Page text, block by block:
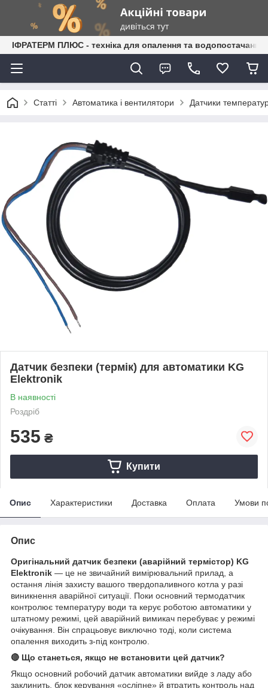
ІФРАТЕРМ ПЛЮС - техніка для опалення та водопостачання
Статті Автоматика і вентилятори Датчики
Датчик безпеки (термік) для автоматики KG
Elektronik
В наявності
Роздріб
535 ₴
Купити
Опис Характеристики Доставка Оплата Умови
Опис
Оригінальний датчик безпеки (аварійний термістор) KG
Elektronik — це не звичайний вимірювальний прилад, а
остання лінія захисту вашого твердопаливного котла у разі
виникнення аварійної ситуації. Поки основний термодатчик
контролює температуру води та керує роботою автоматики у
штатному режимі, цей аварійний вимикач перебуває у режимі
очікування. Він спрацьовує виключно тоді, коли система
опалення виходить з-під контролю.
🔴 Що станеться, якщо не встановити цей датчик?
Якщо основний робочий датчик автоматики вийде з ладу або
заклинить, блок керування «осліпне» й втратить контроль над